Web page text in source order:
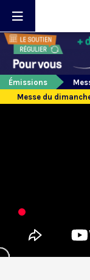
Émissions
Messe du